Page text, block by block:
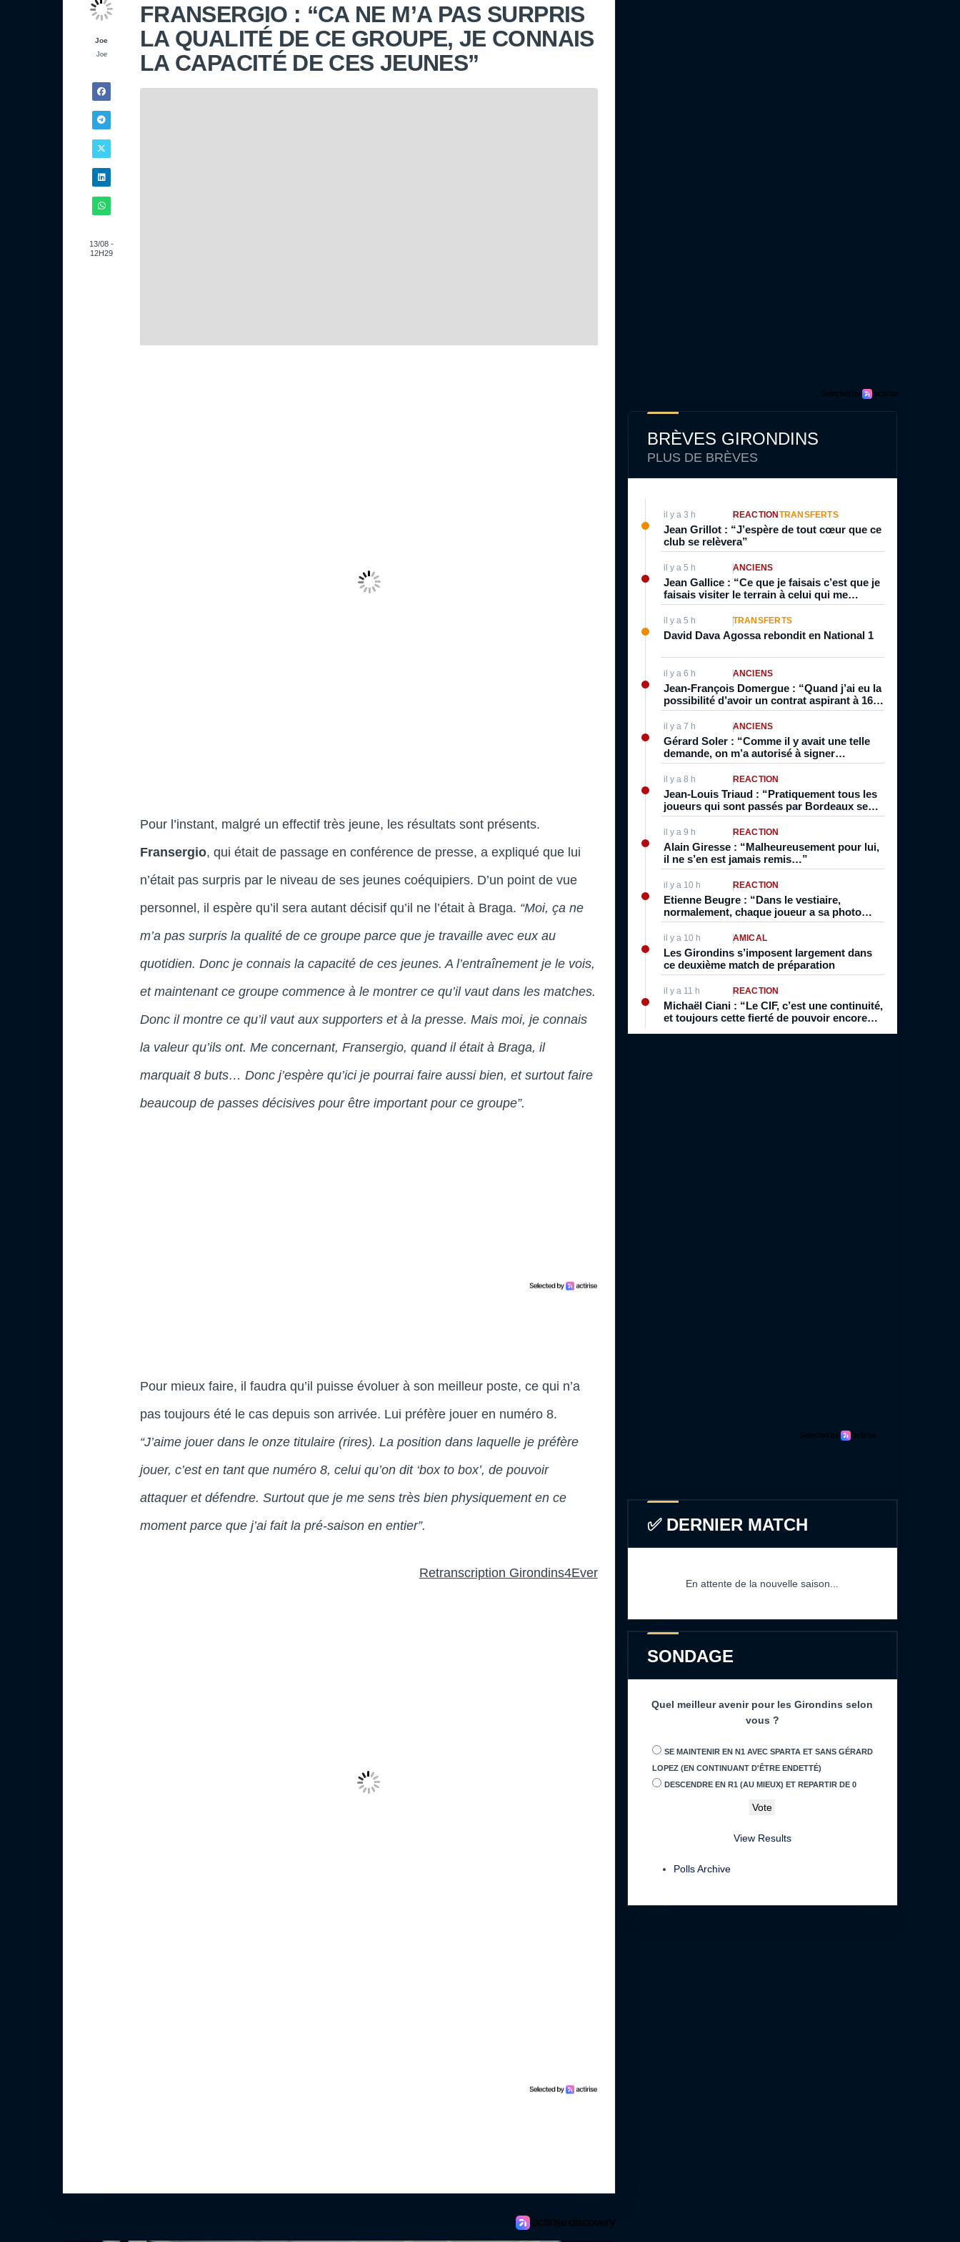
Joe
Joe
13/08 -
12H29
FRANSERGIO : “CA NE M’A PAS SURPRIS
LA QUALITÉ DE CE GROUPE, JE CONNAIS
LA CAPACITÉ DE CES JEUNES”
Pour l’instant, malgré un effectif très jeune, les résultats sont présents.
Fransergio, qui était de passage en conférence de presse, a expliqué que lui
n’était pas surpris par le niveau de ses jeunes coéquipiers. D’un point de vue
personnel, il espère qu’il sera autant décisif qu’il ne l’était à Braga. “Moi, ça ne
m’a pas surpris la qualité de ce groupe parce que je travaille avec eux au
quotidien. Donc je connais la capacité de ces jeunes. A l’entraînement je le vois,
et maintenant ce groupe commence à le montrer ce qu’il vaut dans les matches.
Donc il montre ce qu’il vaut aux supporters et à la presse. Mais moi, je connais
la valeur qu’ils ont. Me concernant, Fransergio, quand il était à Braga, il
marquait 8 buts… Donc j’espère qu’ici je pourrai faire aussi bien, et surtout faire
beaucoup de passes décisives pour être important pour ce groupe”.
Pour mieux faire, il faudra qu’il puisse évoluer à son meilleur poste, ce qui n’a
pas toujours été le cas depuis son arrivée. Lui préfère jouer en numéro 8.
“J’aime jouer dans le onze titulaire (rires). La position dans laquelle je préfère
jouer, c’est en tant que numéro 8, celui qu’on dit ‘box to box’, de pouvoir
attaquer et défendre. Surtout que je me sens très bien physiquement en ce
moment parce que j’ai fait la pré-saison en entier”.
Retranscription Girondins4Ever
BRÈVES GIRONDINS
PLUS DE BRÈVES
il y a 3 h RÉACTION TRANSFERTS
Jean Grillot : “J’espère de tout cœur que ce
club se relèvera”
il y a 5 h ANCIENS
Jean Gallice : “Ce que je faisais c’est que je
faisais visiter le terrain à celui qui me
marquait parce qu’à l’époque c’était souvent
de l’individuel”
il y a 5 h TRANSFERTS
David Dava Agossa rebondit en National 1
il y a 6 h ANCIENS
Jean-François Domergue : “Quand j’ai eu la
possibilité d’avoir un contrat aspirant à 16
ans, inévitablement je pensais à être pro. Je
vivais foot, je dormais foot”
il y a 7 h ANCIENS
Gérard Soler : “Comme il y avait une telle
demande, on m’a autorisé à signer
professionnel directement. Normalement,
on était stagiaire et pro après”
il y a 8 h RÉACTION
Jean-Louis Triaud : “Pratiquement tous les
joueurs qui sont passés par Bordeaux se
sont intéressés au vin”
il y a 9 h RÉACTION
Alain Giresse : “Malheureusement pour lui,
il ne s’en est jamais remis…”
il y a 10 h RÉACTION
Etienne Beugre : “Dans le vestiaire,
normalement, chaque joueur a sa photo
collée à sa place. Pour moi, ils ont décollé la
photo…”
il y a 10 h AMICAL
Les Girondins s’imposent largement dans
ce deuxième match de préparation
il y a 11 h RÉACTION
Michaël Ciani : “Le CIF, c’est une continuité,
et toujours cette fierté de pouvoir encore
✅ DERNIER MATCH
En attente de la nouvelle saison...
SONDAGE
Quel meilleur avenir pour les Girondins selon
vous ?
SE MAINTENIR EN N1 AVEC SPARTA ET SANS GÉRARD
LOPEZ (EN CONTINUANT D'ÊTRE ENDETTÉ)
DESCENDRE EN R1 (AU MIEUX) ET REPARTIR DE 0
View Results
Polls Archive